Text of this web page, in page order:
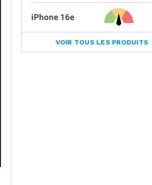
iPhone 16e
VOIR TOUS LES PRODUITS